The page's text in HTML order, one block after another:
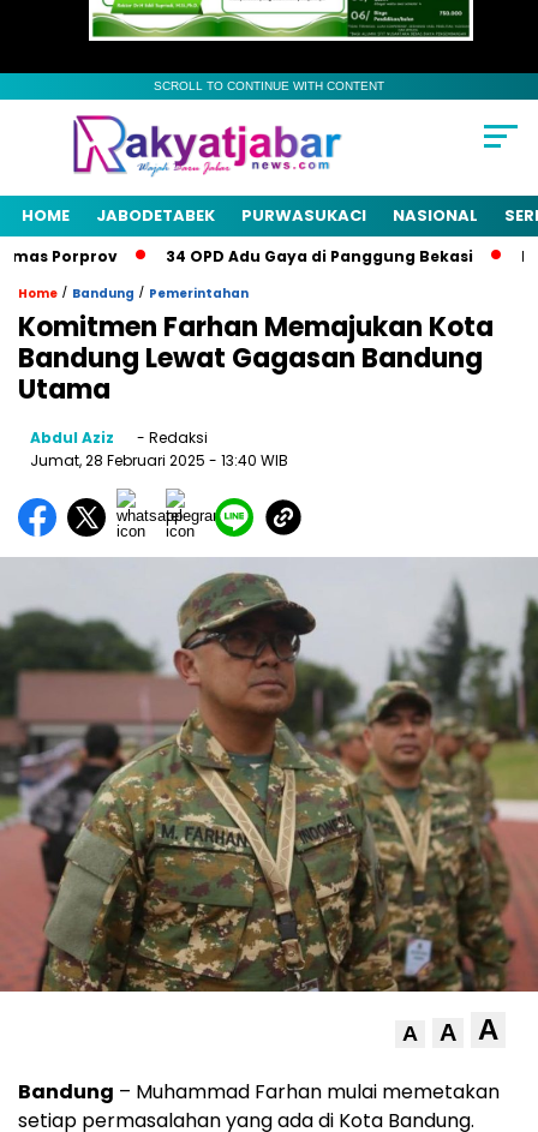
SCROLL TO CONTINUE WITH CONTENT
HOME JABODETABEK PURWASUKACI NASIONAL
Porprov 34 OPD Adu Gaya di Panggung Bekasi
Home / Bandung / Pemerintahan
Komitmen Farhan Memajukan Kota
Bandung Lewat Gagasan Bandung
Utama
Abdul Aziz
- Redaksi
Jumat, 28 Februari 2025 - 13:40 WIB
A A A
Bandung – Muhammad Farhan mulai memetakan
setiap permasalahan yang ada di Kota Bandung.